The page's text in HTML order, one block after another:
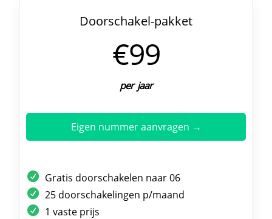
Doorschakel-pakket
€99
per jaar
Eigen nummer aanvragen →
Gratis doorschakelen naar 06
25 doorschakelingen p/maand
1 vaste prijs